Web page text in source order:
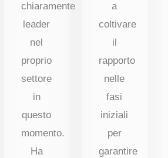
chiaramente
leader
nel
proprio
settore
in
questo
momento.
Ha
a
coltivare
il
rapporto
nelle
fasi
iniziali
per
garantire